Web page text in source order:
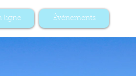
ligne Événements